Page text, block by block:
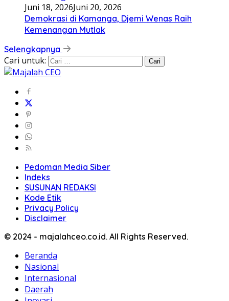
Juni 18, 2026Juni 20, 2026
Demokrasi di Kamanga, Djemi Wenas Raih
Kemenangan Mutlak
Selengkapnya
Cari untuk:
Pedoman Media Siber
Indeks
SUSUNAN REDAKSI
Kode Etik
Privacy Policy
Disclaimer
© 2024 - majalahceo.co.id. All Rights Reserved.
Beranda
Nasional
Internasional
Daerah